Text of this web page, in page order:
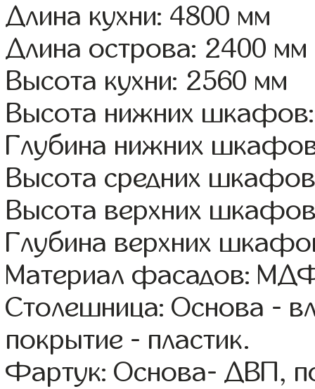
Длина кухни: 4800 мм
Длина острова: 2400 мм
Высота кухни: 2560 мм
Высота нижних
Глубина нижних
Высота средних
Высота верхних
Глубина верхних
Материал фасадов:
Столешница: Основа -
покрытие - пластик.
Фартук: Основа- ДВП,